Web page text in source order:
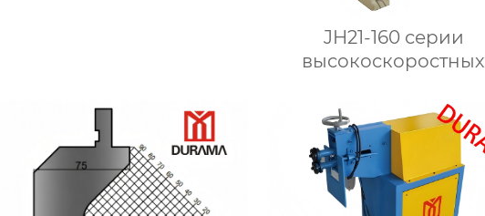
JH21-160 серии
высокоскоростных
прессов